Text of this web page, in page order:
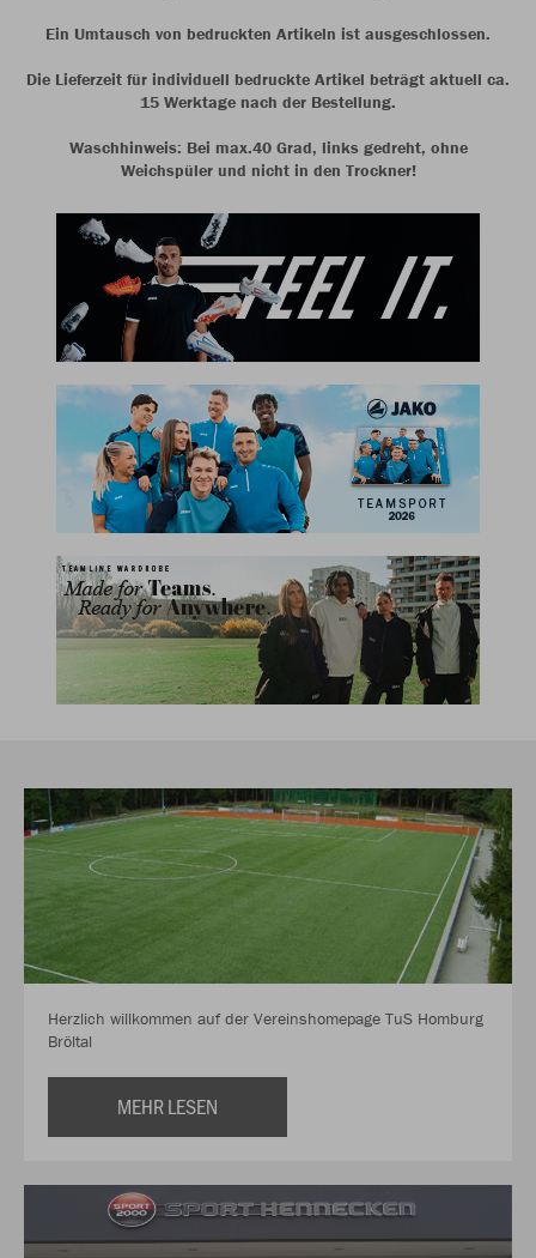
Ein Umtausch von bedruckten Artikeln ist ausgeschlossen.
Die Lieferzeit für individuell bedruckte Artikel beträgt aktuell ca.
15 Werktage nach der Bestellung.
Waschhinweis: Bei max.40 Grad, links gedreht, ohne
Weichspüler und nicht in den Trockner!
Herzlich willkommen auf der Vereinshomepage TuS Homburg
Bröltal
MEHR LESEN